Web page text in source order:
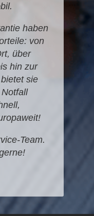
haben
von
über
hin zur
sie
Team.